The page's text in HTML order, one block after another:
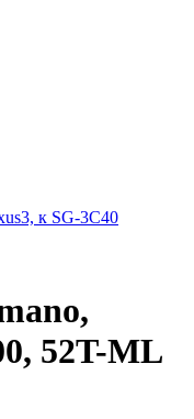
к SG-3C40
52T-ML